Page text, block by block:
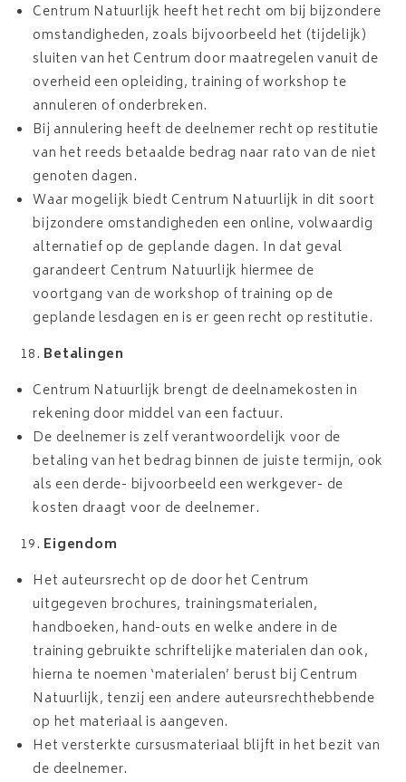
Centrum Natuurlijk heeft het recht om bij bijzondere
omstandigheden, zoals bijvoorbeeld het (tijdelijk)
sluiten van het Centrum door maatregelen vanuit de
overheid een opleiding, training of workshop te
annuleren of onderbreken.
Bij annulering heeft de deelnemer recht op restitutie
van het reeds betaalde bedrag naar rato van de niet
genoten dagen.
Waar mogelijk biedt Centrum Natuurlijk in dit soort
bijzondere omstandigheden een online, volwaardig
alternatief op de geplande dagen. In dat geval
garandeert Centrum Natuurlijk hiermee de
voortgang van de workshop of training op de
geplande lesdagen en is er geen recht op restitutie.
Betalingen
Centrum Natuurlijk brengt de deelnamekosten in
rekening door middel van een factuur.
De deelnemer is zelf verantwoordelijk voor de
betaling van het bedrag binnen de juiste termijn, ook
als een derde- bijvoorbeeld een werkgever- de
kosten draagt voor de deelnemer.
Eigendom
Het auteursrecht op de door het Centrum
uitgegeven brochures, trainingsmaterialen,
handboeken, hand-outs en welke andere in de
training gebruikte schriftelijke materialen dan ook,
hierna te noemen ‘materialen’ berust bij Centrum
Natuurlijk, tenzij een andere auteursrechthebbende
op het materiaal is aangeven.
Het versterkte cursusmateriaal blijft in het bezit van
de deelnemer.